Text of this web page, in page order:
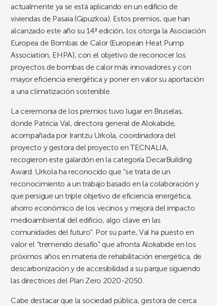
actualmente ya se está aplicando en un edificio de
viviendas de Pasaia (Gipuzkoa). Estos premios, que han
alcanzado este año su 14ª edición, los otorga la Asociación
Europea de Bombas de Calor (European Heat Pump
Association, EHPA), con el objetivo de reconocer los
proyectos de bombas de calor más innovadores y con
mayor eficiencia energética y poner en valor su aportación
a una climatización sostenible.
La ceremonia de los premios tuvo lugar en Bruselas,
donde Patricia Val, directora general de Alokabide,
acompañada por Irantzu Urkola, coordinadora del
proyecto y gestora del proyecto en TECNALIA,
recogieron este galardón en la categoría DecarBuilding
Award. Urkola ha reconocido que “se trata de un
reconocimiento a un trabajo basado en la colaboración y
que persigue un triple objetivo de eficiencia energética,
ahorro económico de los vecinos y mejora del impacto
medioambiental del edificio, algo clave en las
comunidades del futuro”. Por su parte, Val ha puesto en
valor el “tremendo desafío” que afronta Alokabide en los
próximos años en materia de rehabilitación energética, de
descarbonización y de accesibilidad a su parque siguiendo
las directrices del Plan Zero 2020-2050.
Cabe destacar que la sociedad pública, gestora de cerca